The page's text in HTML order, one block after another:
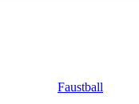
Faustball